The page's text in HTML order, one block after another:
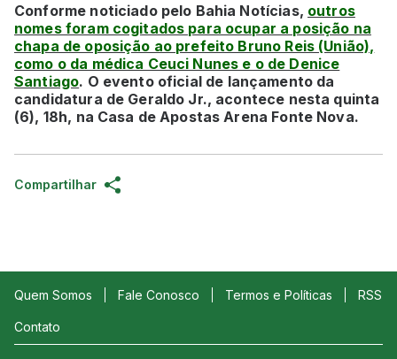
Conforme noticiado pelo Bahia Notícias, outros
nomes foram cogitados para ocupar a posição na
chapa de oposição ao prefeito Bruno Reis (União),
como o da médica Ceuci Nunes e o de Denice
Santiago. O evento oficial de lançamento da
candidatura de Geraldo Jr., acontece nesta quinta
(6), 18h, na Casa de Apostas Arena Fonte Nova.
Compartilhar
Quem Somos Fale Conosco Termos e Políticas RSS
Contato